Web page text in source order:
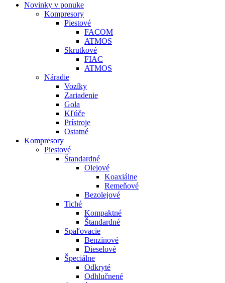
Novinky v ponuke
Kompresory
Piestové
FACOM
ATMOS
Skrutkové
FIAC
ATMOS
Náradie
Vozíky
Zariadenie
Gola
Kľúče
Prístroje
Ostatné
Kompresory
Piestové
Štandardné
Olejové
Koaxiálne
Remeňové
Bezolejové
Tiché
Kompaktné
Štandardné
Spaľovacie
Benzínové
Dieselové
Špeciálne
Odkryté
Odhlučnené